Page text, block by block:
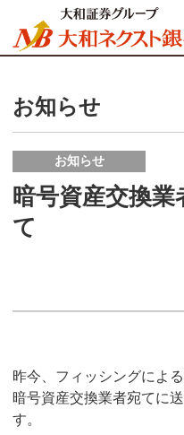
お知らせ
お知らせ
暗号資産交換
て
昨今、フィッシングによ
暗号資産交換業者宛てに
す。